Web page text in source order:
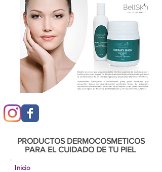
PRODUCTOS DERMOCOSMETICOS
PARA EL CUIDADO DE TU PIEL
nicio